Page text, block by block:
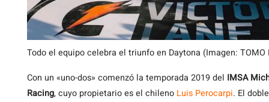
Todo el equipo celebra el triunfo en Daytona (Imagen: TOMO
Con un «uno-dos» comenzó la temporada 2019 del IMSA
Racing, cuyo propietario es el chileno Luis Perocarpi. El